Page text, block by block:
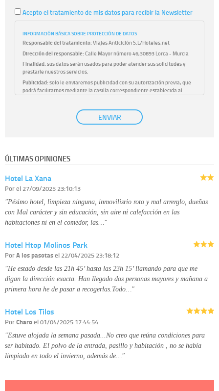
Acepto el tratamiento de mis datos para recibir la Newsletter
INFORMACIÓN BÁSICA SOBRE PROTECCIÓN DE DATOS
Responsable del tratamiento:Viajes Anticiclón S.L/Hoteles.net
Dirección del responsable:Calle Mayor número 46,30893 Lorca - Murcia
Finalidad:sus datos serán usados para poder atender sus solicitudes y
prestarle nuestros servicios.
Publicidad:solo le enviaremos publicidad con su autorización previa, que
podrá facilitarnos mediante la casilla correspondiente establecida al
únicamente trataremos sus datos con su consentimiento
previo, que podrá facilitarnos mediante la casilla correspondiente
Derechos:tiene derecho a saber qué información tenemos sobre usted,
disponible en nuestra página web.
Información complementaria:
ENVIAR
ÚLTIMAS OPINIONES
Hotel La Xana
Porel 27/09/2025 23:10:13
"Pésimo hotel, limpieza ninguna, inmovilisrio roto y mal arrerglo, dueñas
con Mal carácter y sin educación, sin aire ni calefacción en las
habitaciones ni en el comedor, las…"
Hotel Htop Molinos Park
PorA los pasotasel 22/04/2025 23:18:12
"He estado desde las 21h 45’ hasta las 23h 15’ llamando para que me
digan la dirección exacta. Han llegado dos personas mayores y mañana a
primera hora he de pasar a recogerlas.Todo…"
Hotel Los Tilos
PorCharoel 01/04/2025 17:44:54
"Estuve alojada la semana pasada...No creo que reúna condiciones para
ser habitado. El polvo de la entrada, pasillo y habitación , no se había
limpiado en todo el invierno, además de…"